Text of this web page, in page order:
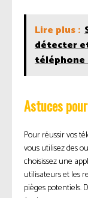
Lire plus :
détecter
téléphone
Astuces
Pour réussir vos
vous utilisez des
choisissez une
utilisateurs et les
pièges potentiels.